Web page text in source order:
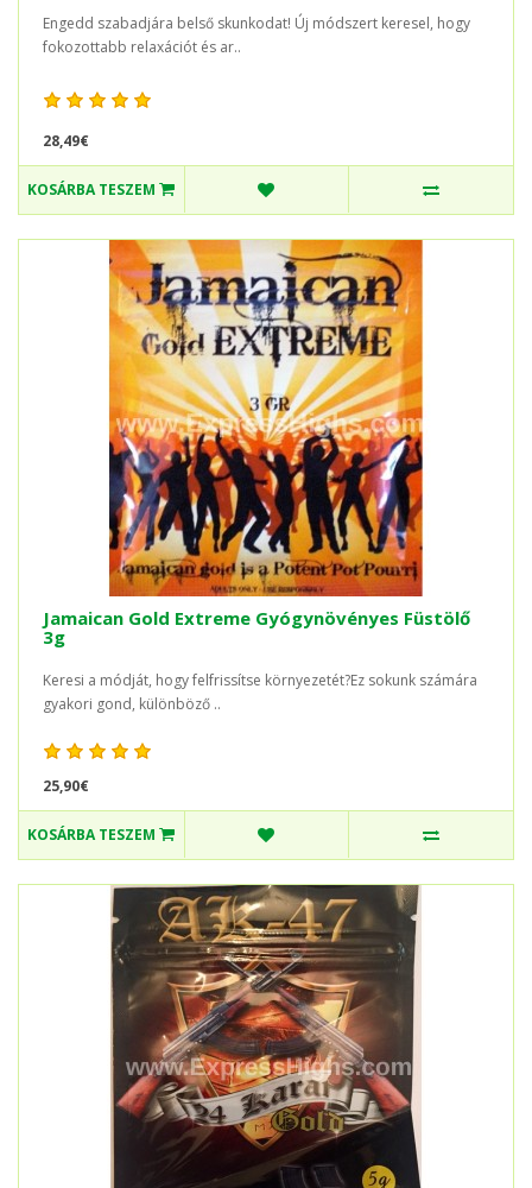
Engedd szabadjára belső skunkodat! Új módszert keresel, hogy
fokozottabb relaxációt és ar..
28,49€
KOSÁRBA TESZEM
Jamaican Gold Extreme Gyógynövényes Füstölő
3g
Keresi a módját, hogy felfrissítse környezetét?Ez sokunk számára
gyakori gond, különböző ..
25,90€
KOSÁRBA TESZEM